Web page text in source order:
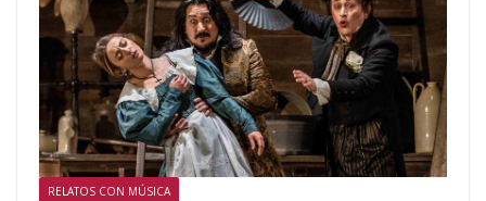
RELATOS CON MÚSICA